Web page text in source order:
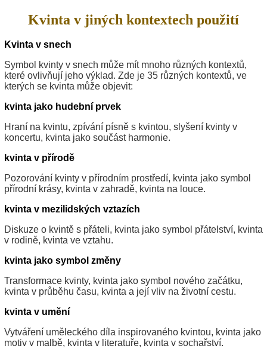
Kvinta v jiných kontextech použití
Kvinta v snech
Symbol kvinty v snech může mít mnoho různých kontextů,
které ovlivňují jeho výklad. Zde je 35 různých kontextů, ve
kterých se kvinta může objevit:
kvinta jako hudební prvek
Hraní na kvintu, zpívání písně s kvintou, slyšení kvinty v
koncertu, kvinta jako součást harmonie.
kvinta v přírodě
Pozorování kvinty v přírodním prostředí, kvinta jako symbol
přírodní krásy, kvinta v zahradě, kvinta na louce.
kvinta v mezilidských vztazích
Diskuze o kvintě s přáteli, kvinta jako symbol přátelství, kvinta
v rodině, kvinta ve vztahu.
kvinta jako symbol změny
Transformace kvinty, kvinta jako symbol nového začátku,
kvinta v průběhu času, kvinta a její vliv na životní cestu.
kvinta v umění
Vytváření uměleckého díla inspirovaného kvintou, kvinta jako
motiv v malbě, kvinta v literatuře, kvinta v sochařství.